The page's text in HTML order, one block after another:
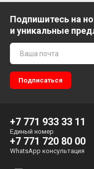
Подпишитесь на
и уникальные
+7 771 933 33 11
Единый номер
+7 771 720 80 00
WhatsApp консультация